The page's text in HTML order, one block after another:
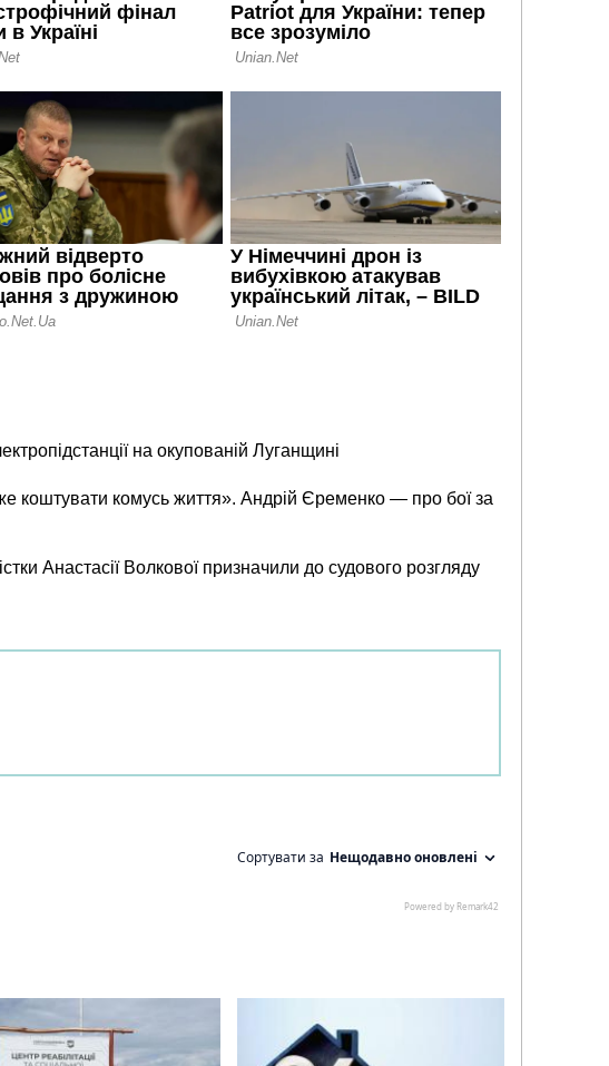
на окупованій Луганщині
коштувати комусь життя». Андрій Єременко — про бої за
Анастасії Волкової призначили до судового розгляду